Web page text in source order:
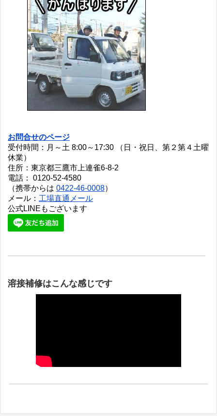
お問合せのページ
受付時間：月～土 8:00～17:30 （日・祝日、第２第４土曜
休業）
住所：東京都三鷹市上連雀6-8-2
電話： 0120-52-4580
（携帯からは 0422-46-0008）
メール： 工場直通メール
公式LINEもございます
溶接補修はこんな感じです